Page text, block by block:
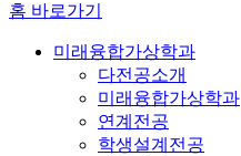
홈 바로가기
미래융합가상학과
다전공소개
미래융합가상학과
연계전공
학생설계전공